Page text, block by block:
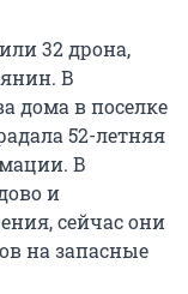
32 дрона,
В
дома в поселке
52-летняя
В
и
сейчас они
на запасные